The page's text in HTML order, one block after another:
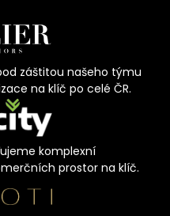
záštitou našeho týmu
na klíč po celé ČR.
komplexní
prostor na klíč.